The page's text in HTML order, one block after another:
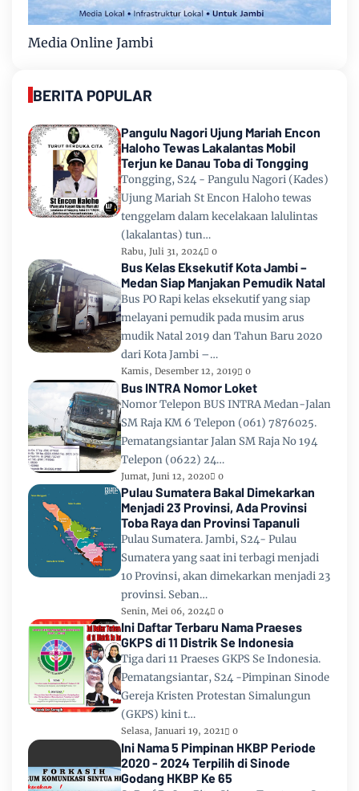
Media Online Jambi
BERITA POPULAR
Pangulu Nagori Ujung Mariah Encon
Haloho Tewas Lakalantas Mobil
Terjun ke Danau Toba di Tongging
Tongging, S24 - Pangulu Nagori (Kades)
Ujung Mariah St Encon Haloho tewas
tenggelam dalam kecelakaan lalulintas
(lakalantas) tun…
Rabu, Juli 31, 2024 0
Bus Kelas Eksekutif Kota Jambi –
Medan Siap Manjakan Pemudik Natal
Bus PO Rapi kelas eksekutif yang siap
melayani pemudik pada musim arus
mudik Natal 2019 dan Tahun Baru 2020
dari Kota Jambi –…
Kamis, Desember 12, 2019 0
Bus INTRA Nomor Loket
Nomor Telepon BUS INTRA Medan-Jalan
SM Raja KM 6 Telepon (061) 7876025.
Pematangsiantar Jalan SM Raja No 194
Telepon (0622) 24…
Jumat, Juni 12, 2020 0
Pulau Sumatera Bakal Dimekarkan
Menjadi 23 Provinsi, Ada Provinsi
Toba Raya dan Provinsi Tapanuli
Pulau Sumatera. Jambi, S24- Pulau
Sumatera yang saat ini terbagi menjadi
10 Provinsi, akan dimekarkan menjadi 23
provinsi. Seban…
Senin, Mei 06, 2024 0
Ini Daftar Terbaru Nama Praeses
GKPS di 11 Distrik Se Indonesia
Tiga dari 11 Praeses GKPS Se Indonesia.
Pematangsiantar, S24 -Pimpinan Sinode
Gereja Kristen Protestan Simalungun
(GKPS) kini t…
Selasa, Januari 19, 2021 0
Ini Nama 5 Pimpinan HKBP Periode
2020 - 2024 Terpilih di Sinode
Godang HKBP Ke 65